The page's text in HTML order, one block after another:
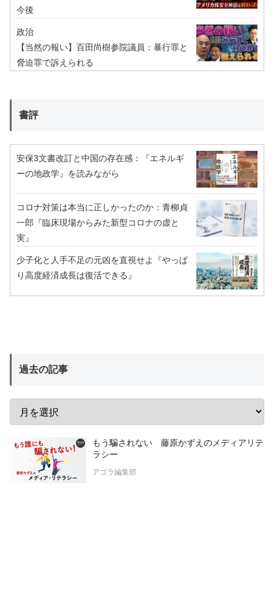
今後
政治
【当然の報い】百田尚樹参院議員：暴行罪と
脅迫罪で訴えられる
書評
安保3文書改訂と中国の存在感：『エネルギ
ーの地政学』を読みながら
コロナ対策は本当に正しかったのか：青柳貞
一郎『臨床現場からみた新型コロナの虚と
実』
少子化と人手不足の元凶を直視せよ『やっぱ
り高度経済成長は復活できる』
過去の記事
もう騙されない 藤原かずえのメディアリテ
ラシー
アゴラ編集部